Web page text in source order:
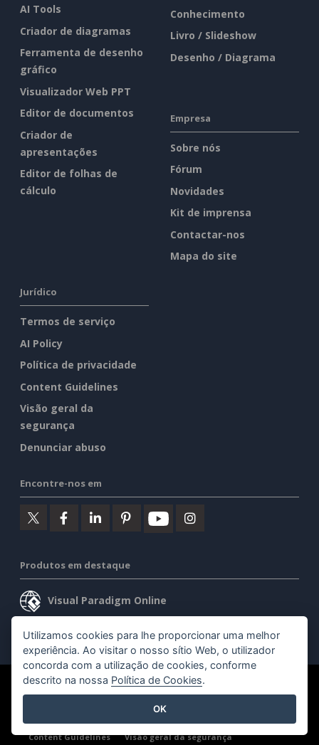
AI Tools
Criador de diagramas
Ferramenta de desenho
gráfico
Visualizador Web PPT
Editor de documentos
Criador de
apresentações
Editor de folhas de
cálculo
Conhecimento
Livro / Slideshow
Desenho / Diagrama
Empresa
Sobre nós
Fórum
Novidades
Kit de imprensa
Contactar-nos
Mapa do site
Jurídico
Termos de serviço
AI Policy
Política de privacidade
Content Guidelines
Visão geral da
segurança
Denunciar abuso
Encontre-nos em
Produtos em destaque
Visual Paradigm Online
Visual Paradigm Desktop
©2026 by Visual Paradigm. Todos os direitos reservados.
Content Guidelines
Visão geral da segurança
Utilizamos cookies para lhe proporcionar uma melhor
experiência. Ao visitar o nosso sítio Web, o utilizador
concorda com a utilização de cookies, conforme
descrito na nossa Política de Cookies.
OK